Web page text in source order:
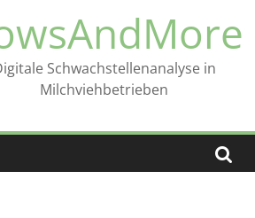
Schwachstellenanalyse in
Milchviehbetrieben